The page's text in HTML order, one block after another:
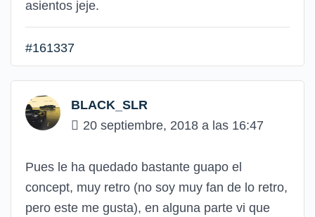
asientos jeje.
#161337
BLACK_SLR
20 septiembre, 2018 a las 16:47
Pues le ha quedado bastante guapo el
concept, muy retro (no soy muy fan de lo retro,
pero este me gusta), en alguna parte vi que